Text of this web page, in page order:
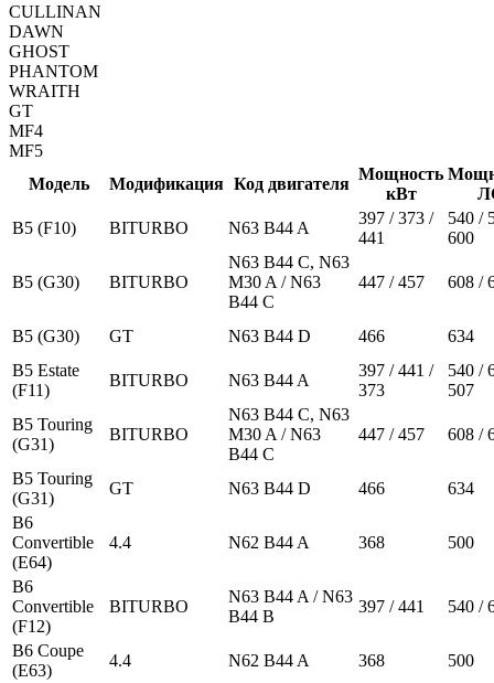
CULLINAN
DAWN
GHOST
PHANTOM
WRAITH
GT
MF4
MF5
Модель
Модификация Код двигателя
Мощность
кВт
B5 (F10)
BITURBO N63 B44 A
397 / 373 /
441
540 /
600
B5 (G30) BITURBO
N63 B44 C, N63
M30 A / N63
B44 C
447 / 457 608 /
B5 (G30) GT N63 B44 D 466
634
B5 Estate
(F11)
BITURBO N63 B44 A
397 / 441 /
373
540 /
507
B5 Touring
(G31)
BITURBO
N63 B44 C, N63
M30 A / N63
B44 C
447 / 457 608 /
B5 Touring
(G31)
GT N63 B44 D 466
634
B6
Convertible
(E64)
4.4 N62 B44 A 368 500
B6
Convertible
(F12)
BITURBO
N63 B44 A / N63
B44 B
397 / 441 540 /
B6 Coupe
(E63)
4.4 N62 B44 A 368
500